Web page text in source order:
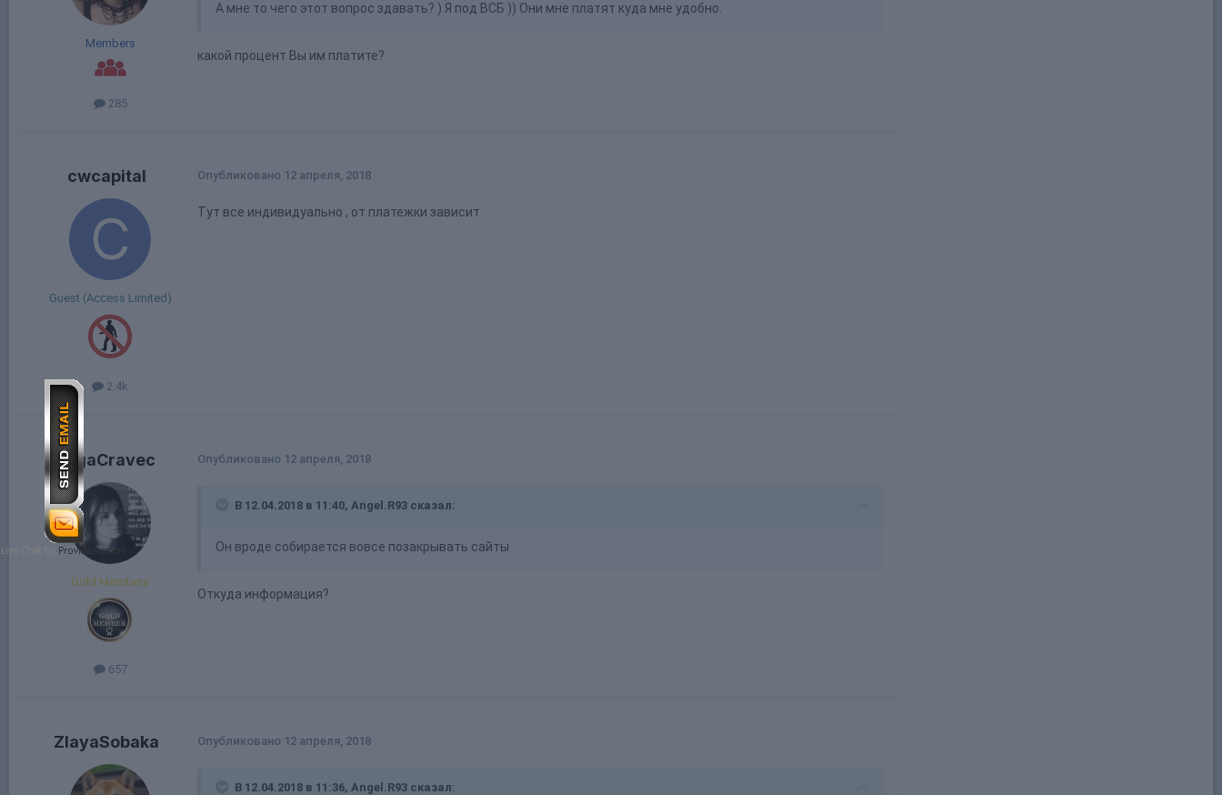
Members
285
А мне то чего этот вопрос здавать? ) Я под ВСБ )) Они мне платят куда мне удобно.
какой процент Вы им платите?
cwcapital
Guest (Access Limited)
2.4k
Опубликовано 12 апреля, 2018
Тут все индивидуально , от платежки зависит.
OlgaCravec
Gold Members
657
Опубликовано 12 апреля, 2018
В 12.04.2018 в 11:40, Angel.R93 сказал:
Он вроде собирается вовсе позакрывать сайты
Откуда информация?
ZlayaSobaka Опубликовано 12 апреля, 2018
В 12.04.2018 в 11:36, Angel.R93 сказал: